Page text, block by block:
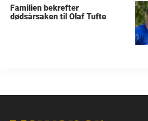
Familien bekrefter
dødsårsaken til Olaf Tufte